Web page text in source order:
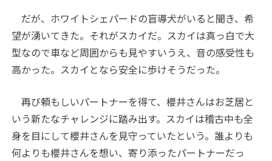
だが、ホワイトシェパードの盲導犬がいると聞き、希
望が湧いてきた。それがスカイだ。スカイは真っ白で大
型なので車など周囲からも見やすいうえ、音の感受性も
高かった。スカイとなら安全に歩けそうだった。
再び頼もしいパートナーを得て、櫻井さんはお芝居と
いう新たなチャレンジに踏み出す。スカイは稽古中も全
身を目にして櫻井さんを見守っていたという。誰よりも
何よりも櫻井さんを想い、寄り添ったパートナーだっ